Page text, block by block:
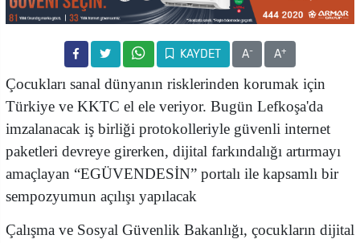
KAYDET A- A+
Çocukları sanal dünyanın risklerinden korumak için
Türkiye ve KKTC el ele veriyor. Bugün Lefkoşa'da
imzalanacak iş birliği protokolleriyle güvenli internet
paketleri devreye girerken, dijital farkındalığı artırmayı
amaçlayan “EGÜVENDESİN” portalı ile kapsamlı bir
sempozyumun açılışı yapılacak
Çalışma ve Sosyal Güvenlik Bakanlığı, çocukların dijital